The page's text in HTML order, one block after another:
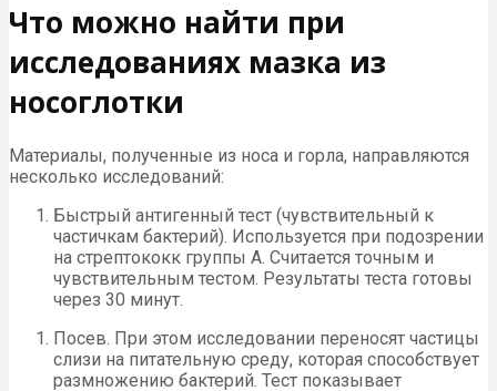
Что можно найти при
исследованиях мазка из
носоглотки
Материалы, полученные из носа и горла, направляются
несколько исследований:
Быстрый антигенный тест (чувствительный к
частичкам бактерий). Используется при подозрении
на стрептококк группы А. Считается точным и
чувствительным тестом. Результаты теста готовы
через 30 минут.
Посев. При этом исследовании переносят частицы
слизи на питательную среду, которая способствует
размножению бактерий. Тест показывает